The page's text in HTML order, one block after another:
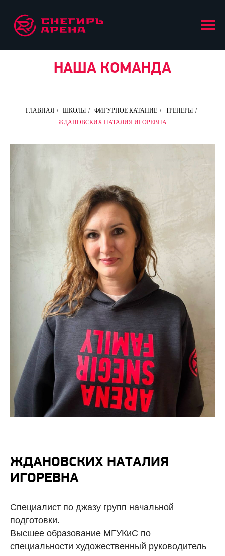
НАША КОМАНДА
ГЛАВНАЯ / ШКОЛЫ / ФИГУРНОЕ КАТАНИЕ / ТРЕНЕРЫ /
ЖДАНОВСКИХ НАТАЛИЯ ИГОРЕВНА
ЖДАНОВСКИХ НАТАЛИЯ
ИГОРЕВНА
Специалист по джазу групп начальной
подготовки.
Высшее образование МГУКиС по
специальности художественный руководитель